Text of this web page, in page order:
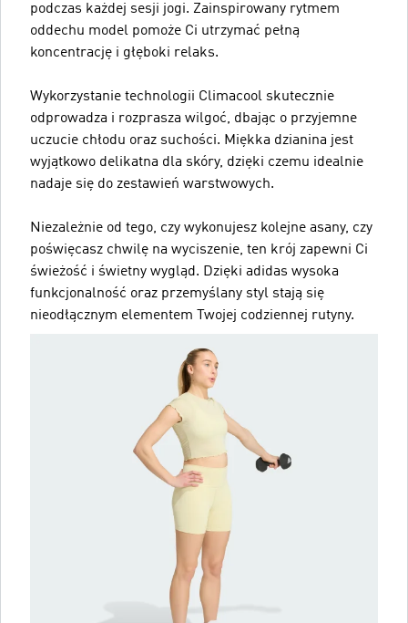
podczas każdej sesji jogi. Zainspirowany rytmem
oddechu model pomoże Ci utrzymać pełną
koncentrację i głęboki relaks.
Wykorzystanie technologii Climacool skutecznie
odprowadza i rozprasza wilgoć, dbając o przyjemne
uczucie chłodu oraz suchości. Miękka dzianina jest
wyjątkowo delikatna dla skóry, dzięki czemu idealnie
nadaje się do zestawień warstwowych.
Niezależnie od tego, czy wykonujesz kolejne asany, czy
poświęcasz chwilę na wyciszenie, ten krój zapewni Ci
świeżość i świetny wygląd. Dzięki adidas wysoka
funkcjonalność oraz przemyślany styl stają się
nieodłącznym elementem Twojej codziennej rutyny.